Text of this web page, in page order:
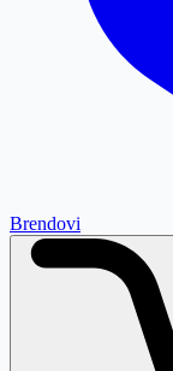
Brendovi